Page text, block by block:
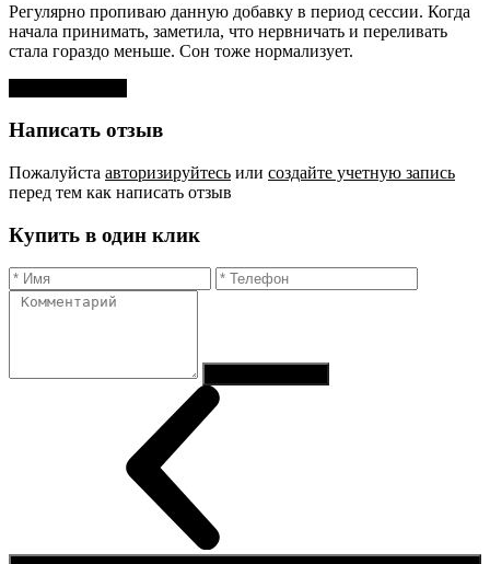
Регулярно пропиваю данную добавку в период сессии. Когда
начала принимать, заметила, что нервничать и переливать
стала гораздо меньше. Сон тоже нормализует.
Написать отзыв
Пожалуйста авторизируйтесь или создайте учетную запись
перед тем как написать отзыв
Купить в один клик